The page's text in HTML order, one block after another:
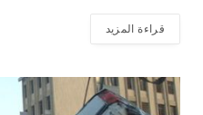
قراءة المزيد